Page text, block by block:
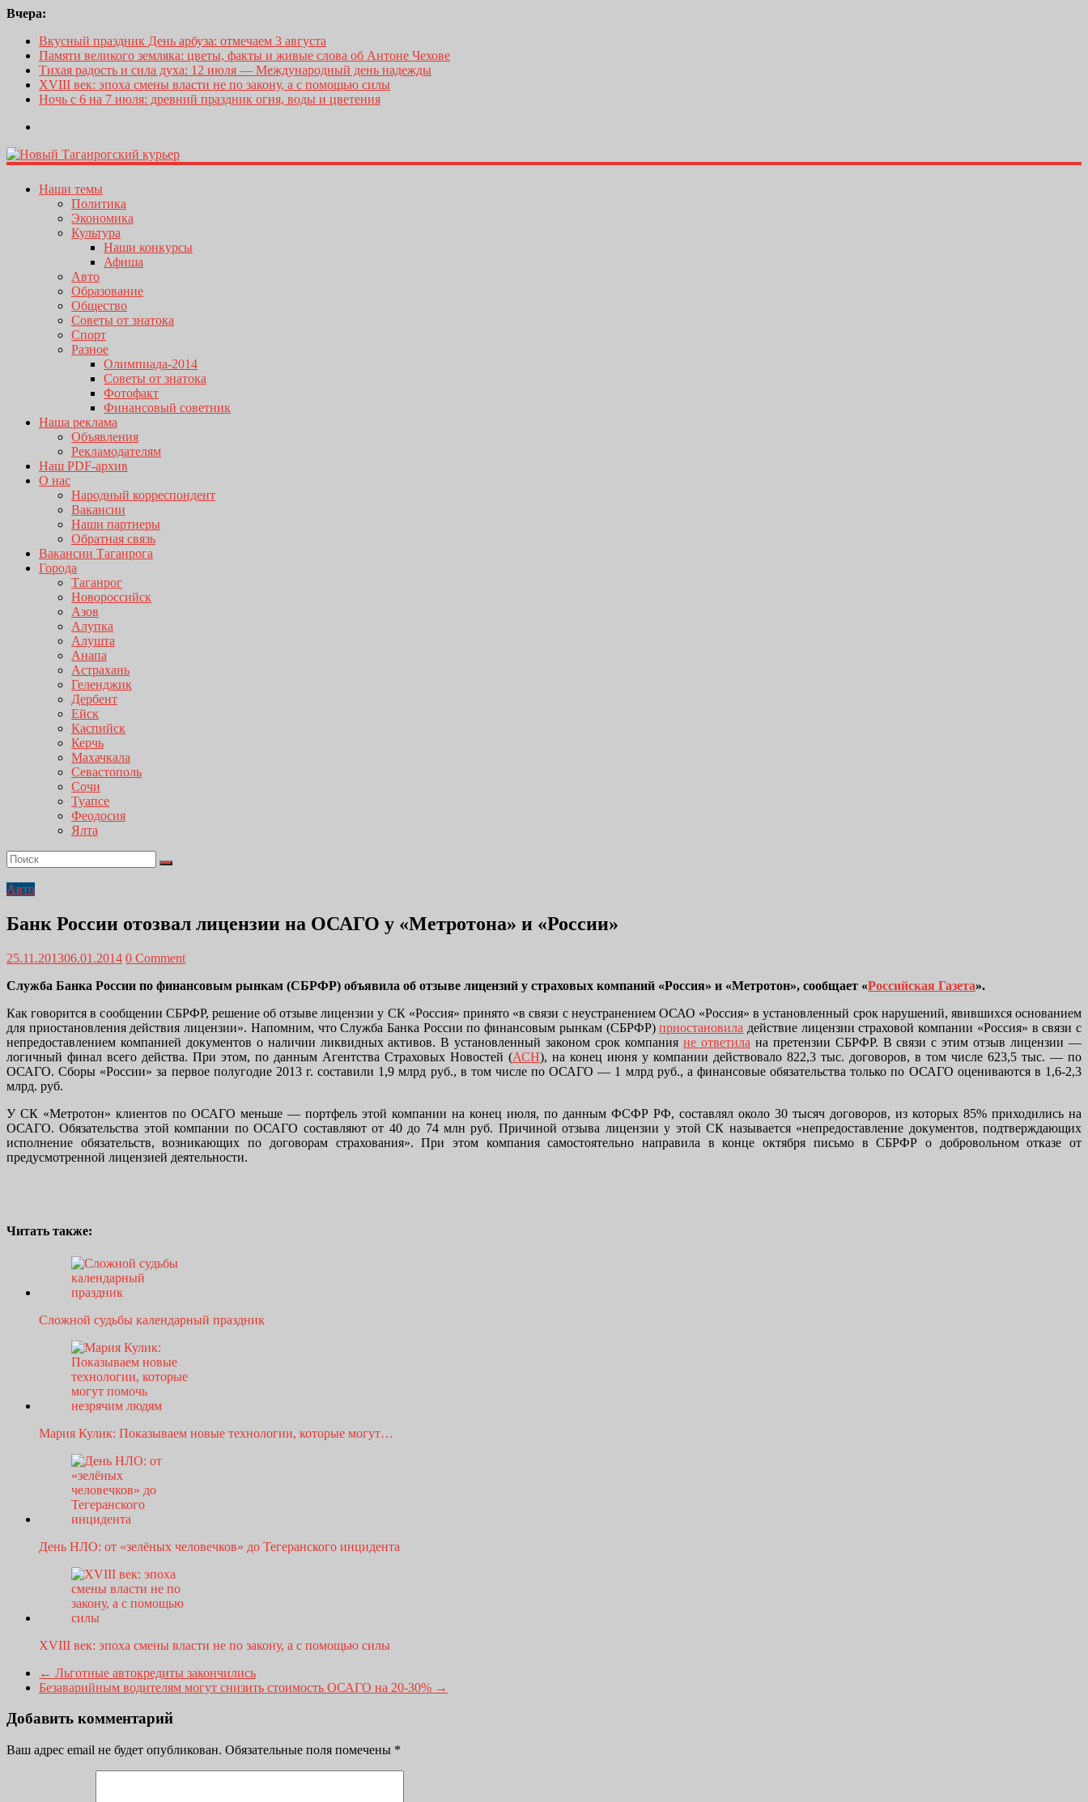
Вчера:
Вкусный праздник День арбуза: отмечаем 3 августа
Памяти великого земляка: цветы, факты и живые слова об Антоне Чехове
Тихая радость и сила духа: 12 июля — Международный день надежды
XVIII век: эпоха смены власти не по закону, а с помощью силы
Ночь с 6 на 7 июля: древний праздник огня, воды и цветения
Наши темы
Политика
Экономика
Культура
Наши конкурсы
Афиша
Авто
Образование
Общество
Советы от знатока
Спорт
Разное
Олимпиада-2014
Советы от знатока
Фотофакт
Финансовый советник
Наша реклама
Объявления
Рекламодателям
Наш PDF-архив
О нас
Народный корреспондент
Вакансии
Наши партнеры
Обратная связь
Вакансии Таганрога
Города
Таганрог
Новороссийск
Азов
Алупка
Алушта
Анапа
Астрахань
Геленджик
Дербент
Ейск
Каспийск
Керчь
Махачкала
Севастополь
Сочи
Туапсе
Феодосия
Ялта
Авто
Банк России отозвал лицензии на ОСАГО у «Метротона» и «России»
25.11.201306.01.2014 0 Comment
Служба Банка России по финансовым рынкам (СБРФР) объявила об отзыве лицензий у страховых компаний «Россия» и «Метротон», сообщает «Российская Газета».
Как говорится в сообщении СБРФР, решение об отзыве лицензии у СК «Россия» принято «в связи с неустранением ОСАО «Россия» в установленный срок нарушений, явившихся основанием
для приостановления действия лицензии». Напомним, что Служба Банка России по финансовым рынкам (СБРФР)приостановила действие лицензии страховой компании «Россия» в связи с
непредоставлением компанией документов о наличии ликвидных активов. В установленный законом срок компания не ответила на претензии СБРФР. В связи с этим отзыв лицензии —
логичный финал всего действа. При этом, по данным Агентства Страховых Новостей (АСН), на конец июня у компании действовало 822,3 тыс. договоров, в том числе 623,5 тыс. — по
ОСАГО. Сборы «России» за первое полугодие 2013 г. составили 1,9 млрд руб., в том числе по ОСАГО — 1 млрд руб., а финансовые обязательства только по ОСАГО оцениваются в 1,6-2,3
млрд. руб.
У СК «Метротон» клиентов по ОСАГО меньше — портфель этой компании на конец июля, по данным ФСФР РФ, составлял около 30 тысяч договоров, из которых 85% приходились на
ОСАГО. Обязательства этой компании по ОСАГО составляют от 40 до 74 млн руб. Причиной отзыва лицензии у этой СК называется «непредоставление документов, подтверждающих
исполнение обязательств, возникающих по договорам страхования». При этом компания самостоятельно направила в конце октября письмо в СБРФР о добровольном отказе от
предусмотренной лицензией деятельности.
Читать также:
Сложной судьбы календарный праздник
Мария Кулик: Показываем новые технологии, которые могут…
День НЛО: от «зелёных человечков» до Тегеранского инцидента
XVIII век: эпоха смены власти не по закону, а с помощью силы
← Льготные автокредиты закончились
Безаварийным водителям могут снизить стоимость ОСАГО на 20-30% →
Добавить комментарий
Ваш адрес email не будет опубликован. Обязательные поля помечены *